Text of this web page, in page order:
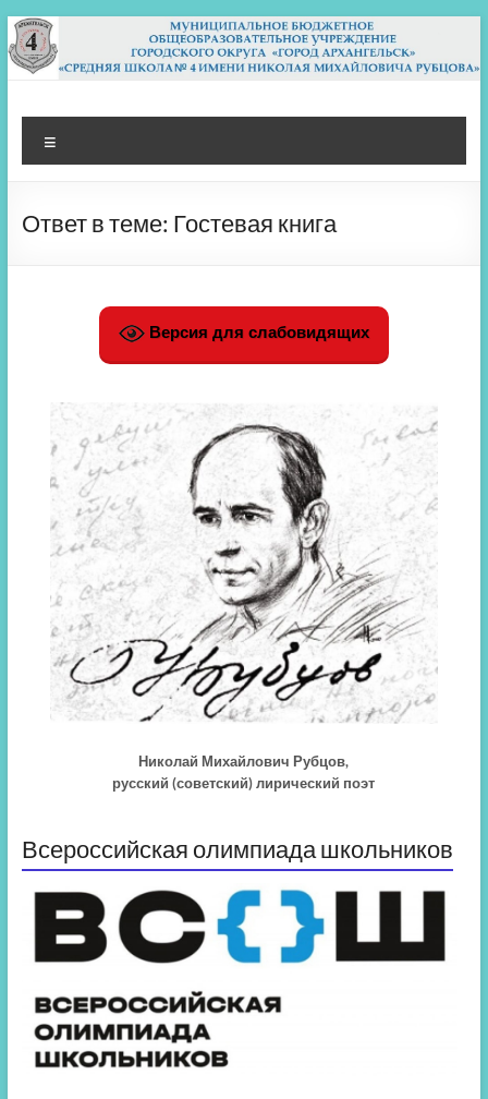
Перейти
к
содержимому
МБОУ СШ 4
Архангельск
Ответ в теме: Гостевая книга
Версия для слабовидящих
Николай Михайлович Рубцов,
русский (советский) лирический поэт
Всероссийская олимпиада школьников